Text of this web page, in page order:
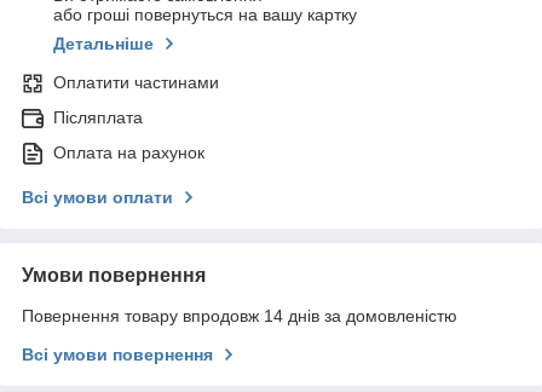
або гроші повернуться на вашу картку
Детальніше
Оплатити частинами
Післяплата
Оплата на рахунок
Всі умови оплати
Умови повернення
Повернення товару впродовж 14 днів за домовленістю
Всі умови повернення